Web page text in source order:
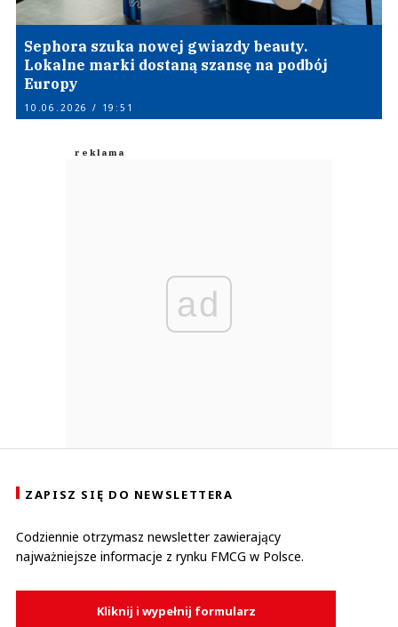
Sephora szuka nowej gwiazdy beauty.
Lokalne marki dostaną szansę na podbój
Europy
10.06.2026 / 19:51
ad
ZAPISZ SIĘ DO NEWSLETTERA
Codziennie otrzymasz newsletter zawierający
najważniejsze informacje z rynku FMCG w Polsce.
Kliknij i wypełnij formularz